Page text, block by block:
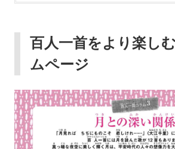
百人一首をより楽し
ムページ